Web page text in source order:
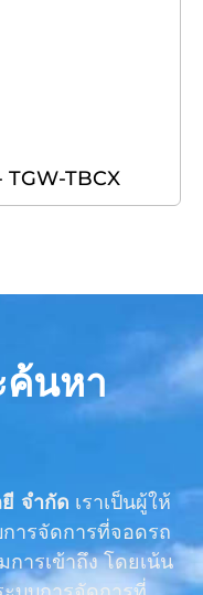
TGW-TBCX
ค้นหา
จำกัด เราเป็นผู้ให้
ารจัดการที่จอดรถ
ารเข้าถึง โดยเน้น